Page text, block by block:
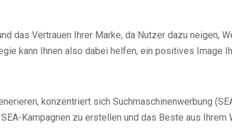
das Vertrauen Ihrer Marke, da Nutzer dazu neigen,
kann Ihnen also dabei helfen, ein positives Image
konzentriert sich Suchmaschinenwerbung
Kampagnen zu erstellen und das Beste aus Ihrem